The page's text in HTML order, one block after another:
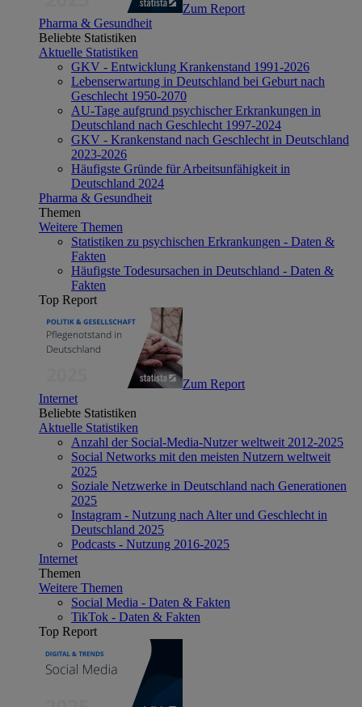
Zum Report
Pharma & Gesundheit
Beliebte Statistiken
Aktuelle Statistiken
GKV - Entwicklung Krankenstand 1991-2026
Lebenserwartung in Deutschland bei Geburt nach
Geschlecht 1950-2070
AU-Tage aufgrund psychischer Erkrankungen in
Deutschland nach Geschlecht 1997-2024
GKV - Krankenstand nach Geschlecht in Deutschland
2023-2026
Häufigste Gründe für Arbeitsunfähigkeit in
Deutschland 2024
Pharma & Gesundheit
Themen
Weitere Themen
Statistiken zu psychischen Erkrankungen - Daten &
Fakten
Häufigste Todesursachen in Deutschland - Daten &
Fakten
Top Report
Zum Report
Internet
Beliebte Statistiken
Aktuelle Statistiken
Anzahl der Social-Media-Nutzer weltweit 2012-2025
Social Networks mit den meisten Nutzern weltweit
2025
Soziale Netzwerke in Deutschland nach Generationen
2025
Instagram - Nutzung nach Alter und Geschlecht in
Deutschland 2025
Podcasts - Nutzung 2016-2025
Internet
Themen
Weitere Themen
Social Media - Daten & Fakten
TikTok - Daten & Fakten
Top Report